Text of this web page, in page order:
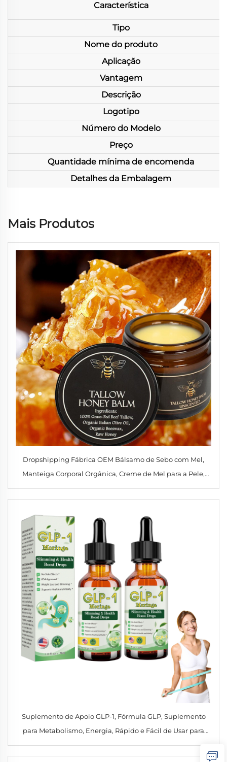
Característica
Tipo
Nome do produto
Aplicação
Vantagem
Descrição
Logotipo
Número do Modelo
Preço
Quantidade mínima de encomenda
Detalhes da Embalagem
Mais Produtos
Dropshipping Fábrica OEM Bálsamo de Sebo com Mel,
Manteiga Corporal Orgânica, Creme de Mel para a Pele,
Creme Facial Hidratante Natural em Bálsamo de Sebo
Batido
Suplemento de Apoio GLP-1, Fórmula GLP, Suplemento
para Metabolismo, Energia, Rápido e Fácil de Usar para
Homens e Mulheres